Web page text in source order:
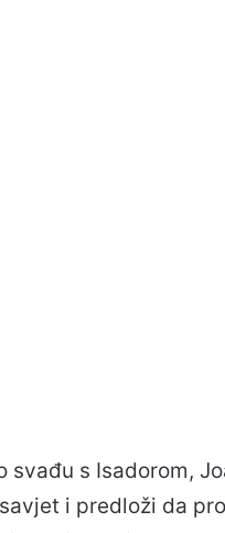
svađu s Isadorom,
i predloži da